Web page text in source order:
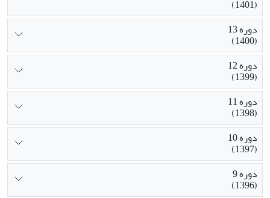
(1401)
دوره 13
(1400)
دوره 12
(1399)
دوره 11
(1398)
دوره 10
(1397)
دوره 9
(1396)